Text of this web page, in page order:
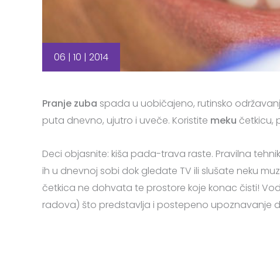
06 | 10 | 2014
Pranje zuba spada u uobičajeno, rutinsko
puta dnevno, ujutro i uveče. Koristite meku četkicu,
Deci objasnite: kiša pada-trava raste. Pravilna
ih u dnevnoj sobi dok gledate TV ili slušate neku
četkica ne dohvata te prostore koje konac čisti!
radova) što predstavlja i postepeno upoznavanje